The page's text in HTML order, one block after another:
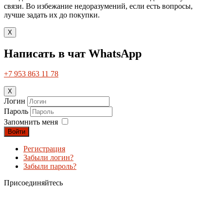
связи. Во избежание недоразумений, если есть вопросы,
лучше задать их до покупки.
X
Написать в чат WhatsApp
+7 953 863 11 78
X
Логин
Пароль
Запомнить меня
Войти
Регистрация
Забыли логин?
Забыли пароль?
Присоединяйтесь